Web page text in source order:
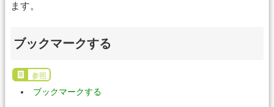
ます。
ブックマークする
参照
ブックマークする